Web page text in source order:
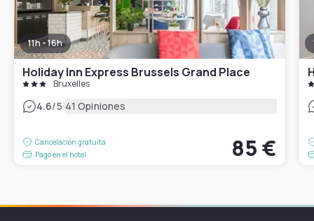
11h - 16h
Holiday Inn Express Brussels Grand Place
Bruxelles
4.6/5|41 Opiniones
Cancelación gratuita
Pago en el hotel
85 €